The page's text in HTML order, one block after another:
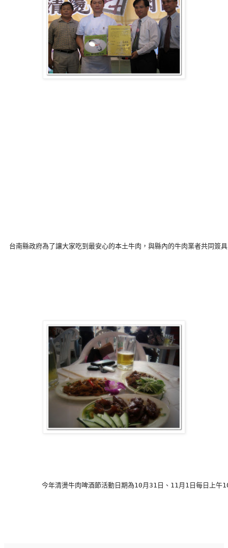
今年清燙牛肉啤酒節活動日期為10月31日、11月1日每日上午